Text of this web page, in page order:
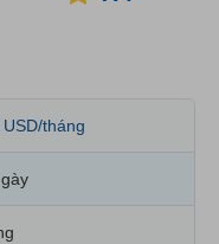
tháng